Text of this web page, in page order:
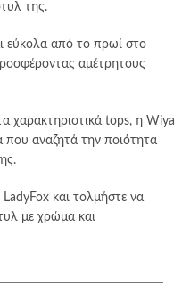
της.
εύκολα από το πρωί στο
αμέτρητους
χαρακτηριστικά tops, η Wiya
που αναζητά την ποιότητα
και τολμήστε να
με χρώμα και